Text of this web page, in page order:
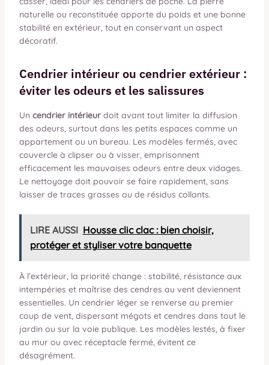
naturelle ou reconstituée apporte du poids et une bonne
stabilité en extérieur, tout en conservant un aspect
décoratif.
Cendrier intérieur ou cendrier extérieur :
éviter les odeurs et les salissures
Un cendrier intérieurdoit avant tout limiter la diffusion
des odeurs, surtout dans les petits espaces comme un
appartement ou un bureau. Les modèles fermés, avec
couvercle à clipser ou à visser, emprisonnent
efficacement les mauvaises odeurs entre deux vidages.
Le nettoyage doit pouvoir se faire rapidement, sans
laisser de traces grasses ou de résidus collants.
LIRE AUSSI Housse clic clac : bien choisir,
protéger et styliser votre banquette
À l’extérieur, la priorité change : stabilité, résistance aux
intempéries et maîtrise des cendres au vent deviennent
essentielles. Un cendrier léger se renverse au premier
coup de vent, dispersant mégots et cendres dans tout le
jardin ou sur la voie publique. Les modèles lestés, à fixer
au mur ou avec réceptacle fermé, évitent ce
désagrément.